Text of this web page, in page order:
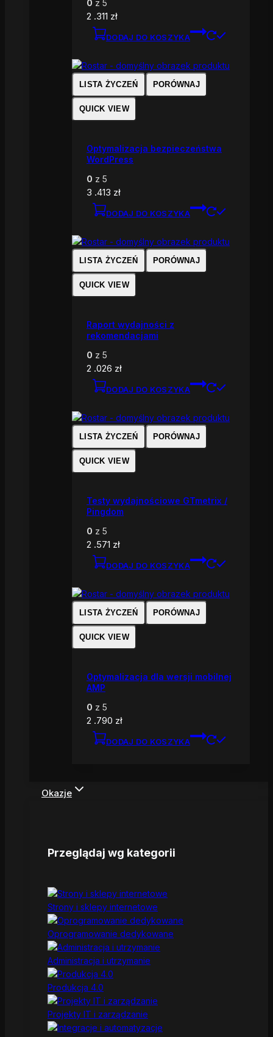
0 z 5
2 .311 zł
DODAJ DO KOSZYKA
LISTA ŻYCZEŃ PORÓWNAJ
QUICK VIEW
Optymalizacja bezpieczeństwa
WordPress
0 z 5
3 .413 zł
DODAJ DO KOSZYKA
LISTA ŻYCZEŃ PORÓWNAJ
QUICK VIEW
Raport wydajności z
rekomendacjami
0 z 5
2 .026 zł
DODAJ DO KOSZYKA
LISTA ŻYCZEŃ PORÓWNAJ
QUICK VIEW
Testy wydajnościowe GTmetrix /
Pingdom
0 z 5
2 .571 zł
DODAJ DO KOSZYKA
LISTA ŻYCZEŃ PORÓWNAJ
QUICK VIEW
Optymalizacja dla wersji mobilnej
AMP
0 z 5
2 .790 zł
DODAJ DO KOSZYKA
Okazje
Przeglądaj wg kategorii
Strony i sklepy internetowe
Oprogramowanie dedykowane
Administracja i utrzymanie
Produkcja 4.0
Projekty IT i zarządzanie